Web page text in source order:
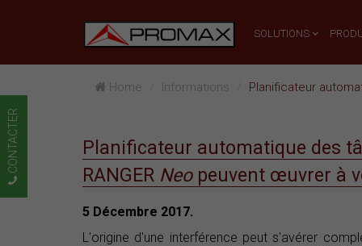
SOLUTIONS
Home Informations Planificateur
Planificateur automatique des
RANGER Neopeuvent œuvrer à
5 Décembre 2017.
L'origine d'une interférence peut s'avérer
CONTACTER